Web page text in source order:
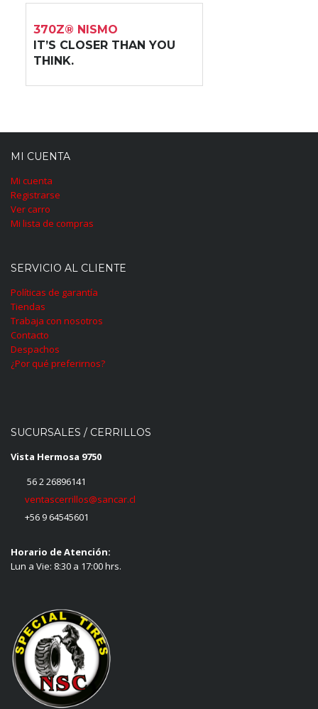
370Z® NISMO
IT’S CLOSER THAN YOU
THINK.
MI CUENTA
Mi cuenta
Registrarse
Ver carro
Mi lista de compras
SERVICIO AL CLIENTE
Políticas de garantía
Tiendas
Trabaja con nosotros
Contacto
Despachos
¿Por qué preferirnos?
SUCURSALES / CERRILLOS
Vista Hermosa 9750
56 2 26896141
ventascerrillos@sancar.cl
+56 9 64545601
Horario de Atención:
Lun a Vie: 8:30 a 17:00 hrs.